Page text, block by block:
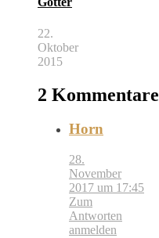
22.
Oktober
2015
2 Kommentare
Horn
28.
November
2017 um 17:45
Zum
Antworten
anmelden